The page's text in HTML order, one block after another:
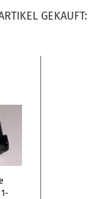
GEKAUFT: